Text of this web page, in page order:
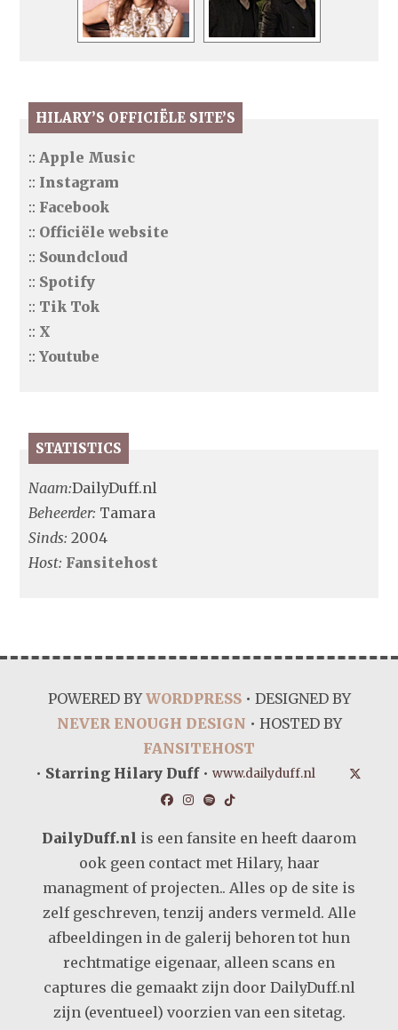
HILARY’S OFFICIËLE SITE’S
:: Apple Music
:: Instagram
:: Facebook
:: Officiële website
:: Soundcloud
:: Spotify
:: Tik Tok
:: X
::Youtube
STATISTICS
Naam:DailyDuff.nl
Beheerder: Tamara
Sinds: 2004
Host: Fansitehost
POWERED BYWORDPRESS• DESIGNED BY
NEVER ENOUGH DESIGN • HOSTED BY
FANSITEHOST
• Starring Hilary Duff• www.dailyduff.nl
DailyDuff.nl is een fansite en heeft daarom
ook geen contact met Hilary, haar
managment of projecten.. Alles op de site is
zelf geschreven, tenzij anders vermeld. Alle
afbeeldingen in de galerij behoren tot hun
rechtmatige eigenaar, alleen scans en
captures die gemaakt zijn door DailyDuff.nl
zijn (eventueel) voorzien van een sitetag.